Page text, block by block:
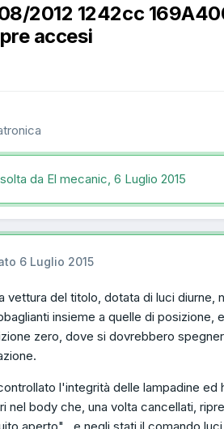
2012 1242cc
accesi
da El mecanic, 6 Luglio 2015
6 Luglio 2015
vettura del titolo, dotata di luci
insieme a quelle di posizione,
zero, dove si dovrebbero
l'integrità delle lampadine ed
nel body che, una volta cancellati,
aperto" , e negli stati il comando